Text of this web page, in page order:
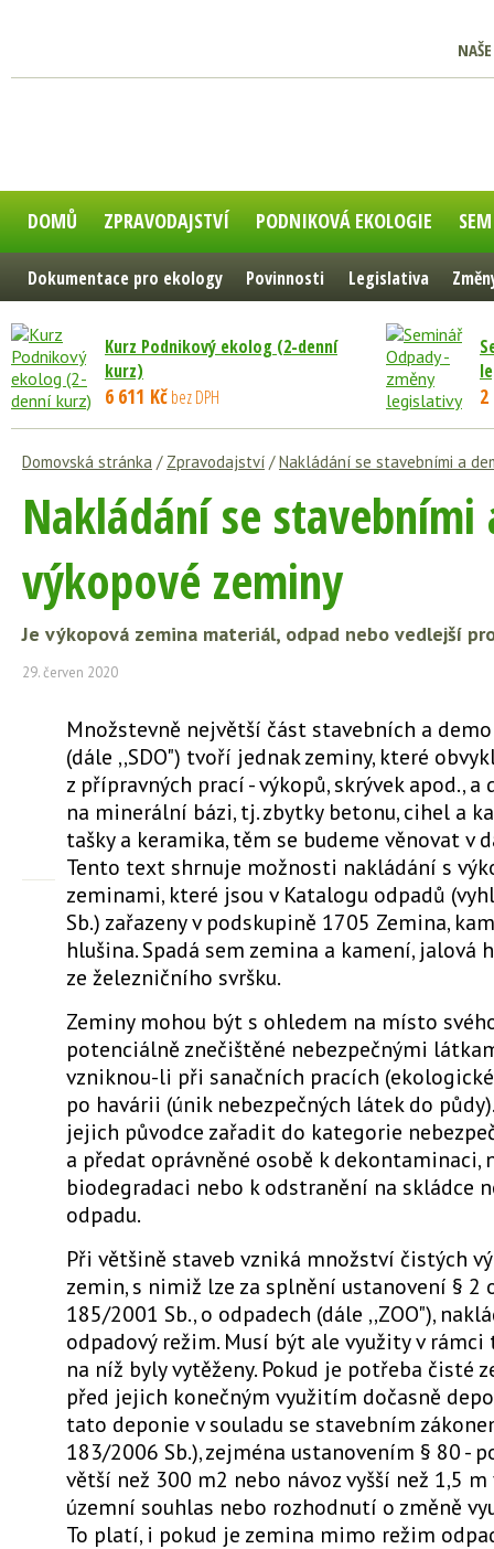
DOMŮ ZPRAVODAJSTVÍ PODNIKOVÁ EKOLOGIE
Dokumentace pro ekology Povinnosti Legislativa
Kurz Podnikový ekolog (2-denní
kurz)
6 611 Kčbez DPH 2
Domovská stránka / Zpravodajství /Nakládání se stavebními a
Nakládání se
výkopové zeminy
Je výkopová zemina materiál, odpad nebo vedlejší
29. červen 2020
Množstevně největší část stavebních a
(dále ,,SDO") tvoří jednak zeminy, které
z přípravných prací - výkopů, skrývek apod., a
na minerální bázi, tj. zbytky betonu, cihel a
tašky a keramika, těm se budeme věnovat v
Tento text shrnuje možnosti nakládání s
zeminami, které jsou v Katalogu odpadů
Sb.) zařazeny v podskupině 1705 Zemina,
hlušina. Spadá sem zemina a kamení, jalová
ze železničního svršku.
Zeminy mohou být s ohledem na místo
potenciálně znečištěné nebezpečnými
vzniknou-li při sanačních pracích
po havárii (únik nebezpečných látek do
jejich původce zařadit do kategorie
a předat oprávněné osobě k dekontaminaci,
biodegradaci nebo k odstranění na skládce
odpadu.
Při většině staveb vzniká množství čistých
zemin, s nimiž lze za splnění ustanovení § 2
185/2001 Sb., o odpadech (dále ,,ZOO"),
odpadový režim. Musí být ale využity v rámci
na níž byly vytěženy. Pokud je potřeba čisté
před jejich konečným využitím dočasně
tato deponie v souladu se stavebním
183/2006 Sb.), zejména ustanovením § 80 -
větší než 300 m2 nebo návoz vyšší než 1,5 m
územní souhlas nebo rozhodnutí o změně
To platí, i pokud je zemina mimo režim